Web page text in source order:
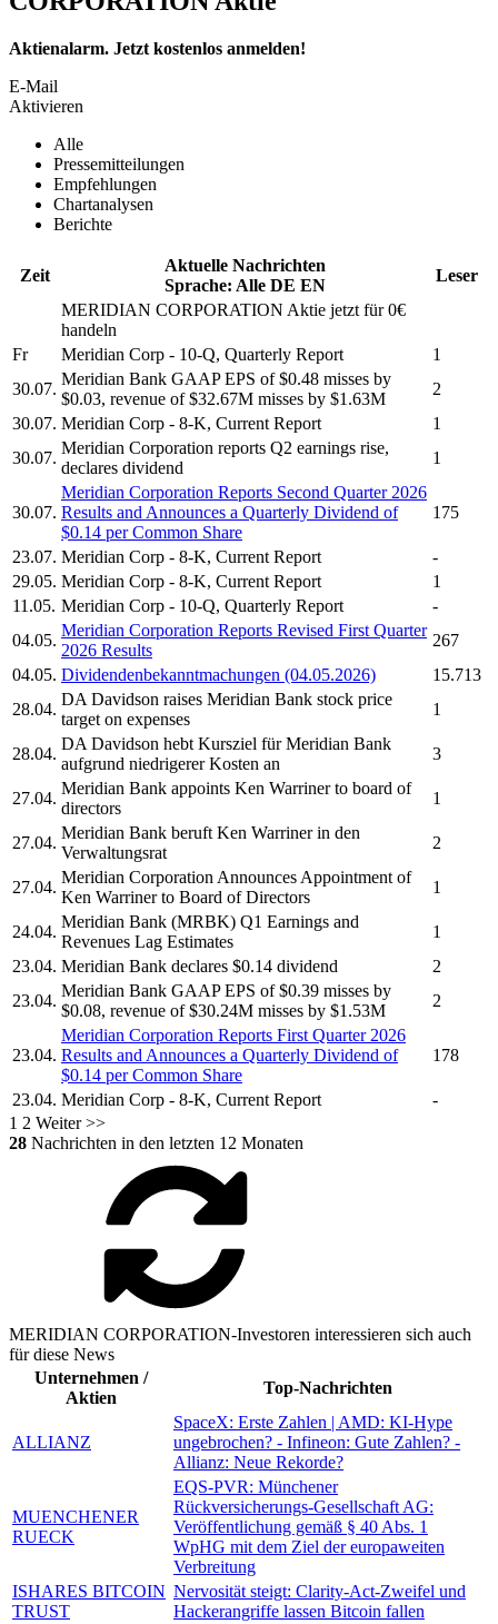
Aktienalarm. Jetzt kostenlos anmelden!
E-Mail
Aktivieren
Alle
Pressemitteilungen
Empfehlungen
Chartanalysen
Berichte
Zeit
Aktuelle Nachrichten
Sprache: Alle DE EN
Leser
MERIDIAN CORPORATION Aktie jetzt für 0€
handeln
Fr
Meridian Corp - 10-Q, Quarterly Report
1
30.07.
Meridian Bank GAAP EPS of $0.48 misses by
$0.03, revenue of $32.67M misses by $1.63M
2
30.07. Meridian Corp - 8-K, Current Report
1
30.07.
Meridian Corporation reports Q2 earnings rise,
declares dividend
1
30.07.
Meridian Corporation Reports Second Quarter 2026
Results and Announces a Quarterly Dividend of
$0.14 per Common Share
175
23.07. Meridian Corp - 8-K, Current Report
-
29.05. Meridian Corp - 8-K, Current Report
1
11.05. Meridian Corp - 10-Q, Quarterly Report
-
04.05.
Meridian Corporation Reports Revised First Quarter
2026 Results
267
04.05. Dividendenbekanntmachungen (04.05.2026)
15.713
28.04.
DA Davidson raises Meridian Bank stock price
target on expenses
1
28.04.
DA Davidson hebt Kursziel fürMeridian Bank
aufgrund niedrigerer Kosten an
3
27.04.
Meridian Bank appoints Ken Warriner to board of
directors
1
27.04.
Meridian Bank beruft Ken Warriner in den
Verwaltungsrat
2
27.04.
Meridian Corporation Announces Appointment of
Ken Warriner to Board of Directors
1
24.04.
Meridian Bank (MRBK) Q1 Earnings and
Revenues Lag Estimates
1
23.04. Meridian Bank declares $0.14 dividend
2
23.04.
Meridian Bank GAAP EPS of $0.39 misses by
$0.08, revenue of $30.24M misses by $1.53M
2
23.04.
Meridian Corporation Reports First Quarter 2026
Results and Announces a Quarterly Dividend of
$0.14 per Common Share
178
23.04. Meridian Corp - 8-K, Current Report
-
1 2 Weiter >>
28 Nachrichten in den letzten 12 Monaten
MERIDIAN CORPORATION-Investoren interessieren sich auch
für diese News
Unternehmen /
Aktien
Top-Nachrichten
ALLIANZ
SpaceX: Erste Zahlen | AMD: KI-Hype
ungebrochen? - Infineon: Gute Zahlen? -
Allianz: Neue Rekorde?
MUENCHENER
RUECK
EQS-PVR: Münchener
Rückversicherungs-Gesellschaft AG:
Veröffentlichung gemäß § 40 Abs. 1
WpHG mit dem Ziel der europaweiten
Verbreitung
ISHARES BITCOIN
TRUST
Nervosität steigt: Clarity-Act-Zweifel und
Hackerangriffe lassen Bitcoin fallen